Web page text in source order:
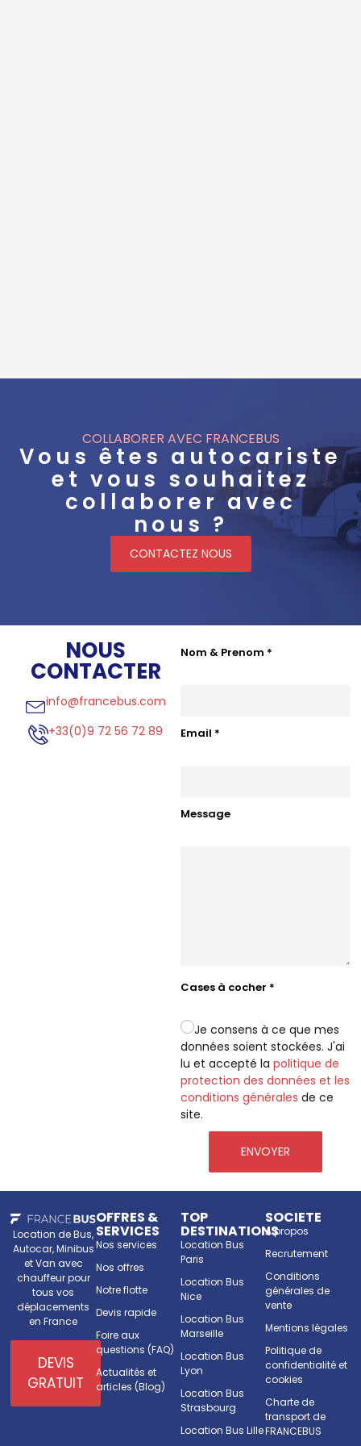
COLLABORER AVEC FRANCEBUS
Vous êtes autocariste
et vous souhaitez
collaborer avec
nous ?
CONTACTEZ NOUS
NOUS
CONTACTER
info@francebus.com
+33(0)9 72 56 72 89
Nom & Prenom *
Email *
Message
Cases à cocher *
Je consens à ce que mes
données soient stockées. J'ai
lu et accepté la politique de
protection des données et les
conditions générales de ce
site.
ENVOYER
Location de Bus,
Autocar, Minibus
et Van avec
chauffeur pour
tous vos
déplacements
en France
DEVIS
GRATUIT
OFFRES &
SERVICES
Nos services
Nos offres
Notre flotte
Devis rapide
Foire aux
questions (FAQ)
Actualités et
articles (Blog)
TOP
DESTINATIONS
Location Bus
Paris
Location Bus
Nice
Location Bus
Marseille
Location Bus
Lyon
Location Bus
Strasbourg
Location Bus Lille
SOCIETE
A propos
Recrutement
Conditions
générales de
vente
Mentions légales
Politique de
confidentialité et
cookies
Charte de
transport de
FRANCEBUS